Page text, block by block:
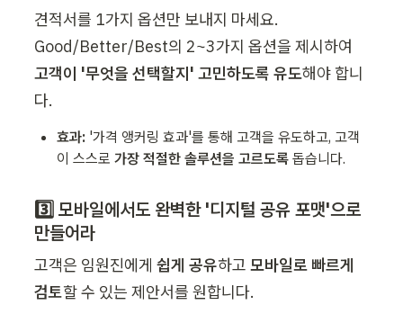
견적서를 1가지 옵션만 보내지 마세요.
고객이 '무엇을 선택할지' 고민하도록 유도해야 합니
다.
효과: '가격 앵커링 효과'를 통해 고객을 유도하고, 고객
이 스스로 가장 적절한 솔루션을 고르도록 돕습니다.
3️⃣ 모바일에서도 완벽한 '디지털 공유 포맷'으로
만들어라
고객은 임원진에게 쉽게 공유하고 모바일로 빠르게
검토할 수 있는 제안서를 원합니다.